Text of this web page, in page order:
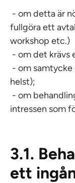
- om detta är
fullgöra ett
workshop etc.)
- om det krävs
- om samtycke
helst);
- om
intressen som
3.1.
ett